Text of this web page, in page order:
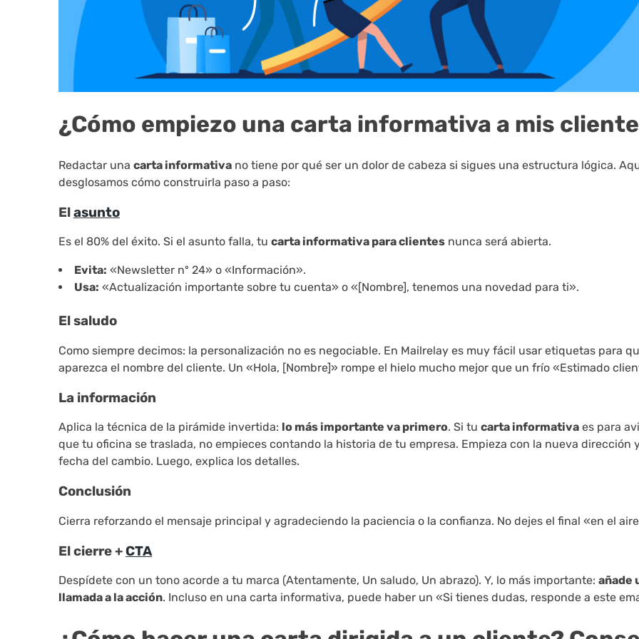
¿Cómo empiezo una carta informativa a mis
Redactar una carta informativa no tiene por qué ser un dolor de cabeza si sigues una estructura lógica.
desglosamos cómo construirla paso a paso:
Elasunto
Es el 80% del éxito. Si el asunto falla, tu carta informativa para clientes nunca será abierta.
Evita: «Newsletter nº 24» o «Información».
Usa: «Actualización importante sobre tu cuenta» o «[Nombre], tenemos una novedad para ti».
El saludo
Como siempre decimos: la personalización no es negociable. En Mailrelay es muy fácil usar etiquetas para
aparezca el nombre del cliente. Un «Hola, [Nombre]» rompe el hielo mucho mejor que un frío «Estimado
La información
Aplica la técnica de la pirámide invertida: lo más importante va primero. Si tu carta informativa es para
que tu oficina se traslada, no empieces contando la historia de tu empresa. Empieza con la nueva dirección
fecha del cambio. Luego, explica los detalles.
Conclusión
Cierra reforzando el mensaje principal y agradeciendo la paciencia o la confianza. No dejes el final «en el
El cierre +CTA
Despídete con un tono acorde a tu marca (Atentamente, Un saludo, Un abrazo). Y, lo más importante: añade
llamada a la acción. Incluso en una carta informativa, puede haber un «Si tienes dudas, responde a este